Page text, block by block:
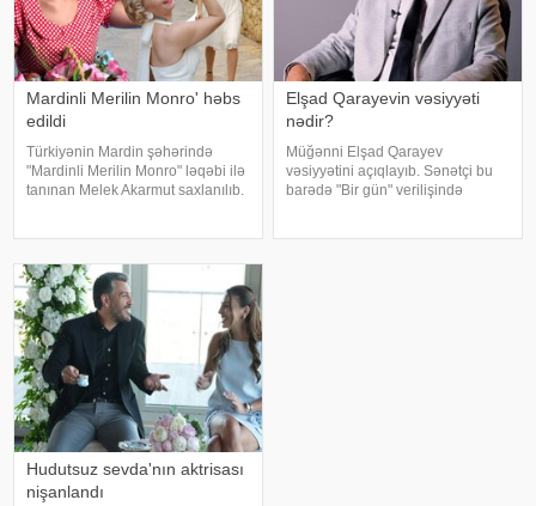
Mardinli Merilin Monro' həbs
edildi
Türkiyənin Mardin şəhərində
"Mardinli Merilin Monro" ləqəbi ilə
tanınan Melek Akarmut saxlanılıb.
tərkibli olduğ
Elşad Qarayevin vəsiyyəti
nədir?
Müğənni Elşad Qarayev
vəsiyyətini açıqlayıb. Sənətçi bu
barədə "Bir gün" verilişində
Hudutsuz sevda'nın aktrisası
nişanlandı